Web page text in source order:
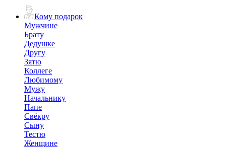
Кому подарок
Мужчине
Брату
Дедушке
Другу
Зятю
Коллеге
Любимому
Мужу
Начальнику
Папе
Свёкру
Сыну
Тестю
Женщине